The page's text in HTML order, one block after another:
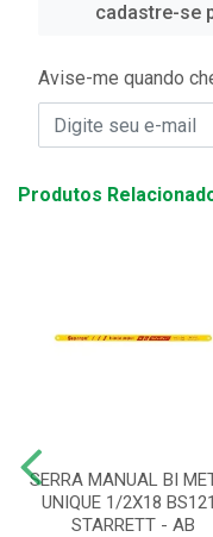
cadastre-se
Avise-me quando
Produtos
SERRA MANUAL BI
UNIQUE 1/2X18
STARRETT - AB